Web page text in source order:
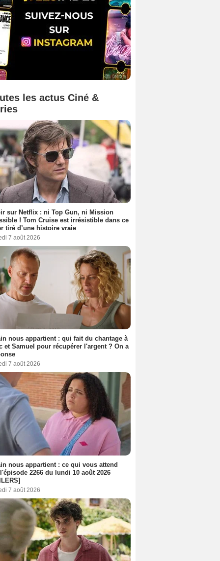
les actus Ciné &
sur Netflix : ni Top Gun, ni Mission
! Tom Cruise est irrésistible dans ce
tiré d’une histoire vraie
7 août 2026
nous appartient : qui fait du chantage à
et Samuel pour récupérer l'argent ? On a
7 août 2026
nous appartient : ce qui vous attend
2266 du lundi 10 août 2026
7 août 2026